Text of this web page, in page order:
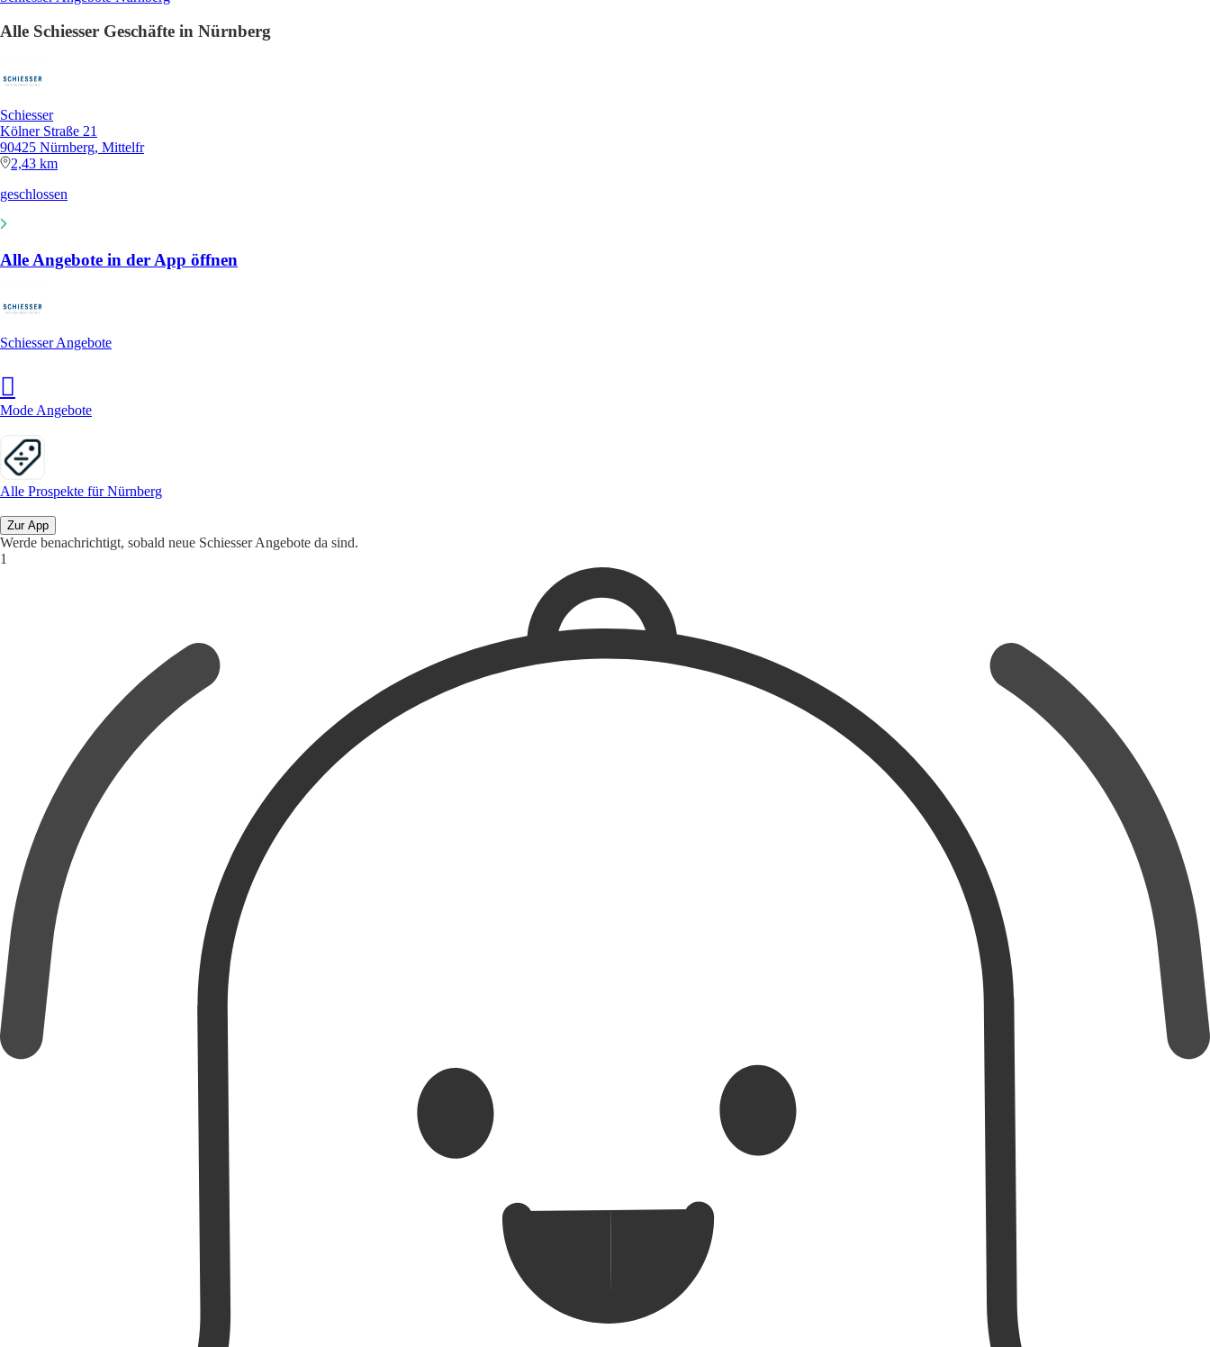
Alle Schiesser Geschäfte in Nürnberg
Schiesser
Kölner Straße 21
90425 Nürnberg, Mittelfr
2,43 km
geschlossen
Alle Angebote in der App öffnen
Schiesser Angebote
Mode Angebote
Alle Prospekte für Nürnberg
Zur App
Werde benachrichtigt, sobald neue Schiesser Angebote da sind.